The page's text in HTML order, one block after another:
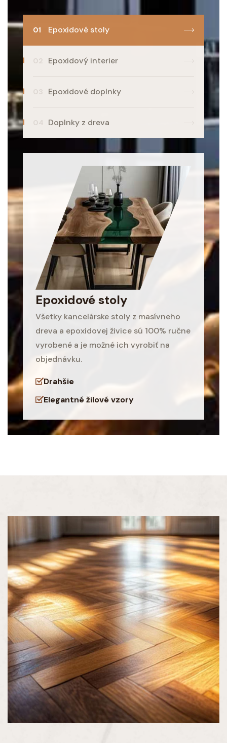
Epoxidové stoly
Epoxidový interier
Epoxidové doplnky
Doplnky z dreva
Epoxidové stoly
Všetky kancelárske stoly z masívneho
dreva a epoxidovej živice sú 100% ručne
vyrobené a je možné ich vyrobiť na
objednávku.
Drahšie
Elegantné žilové vzory